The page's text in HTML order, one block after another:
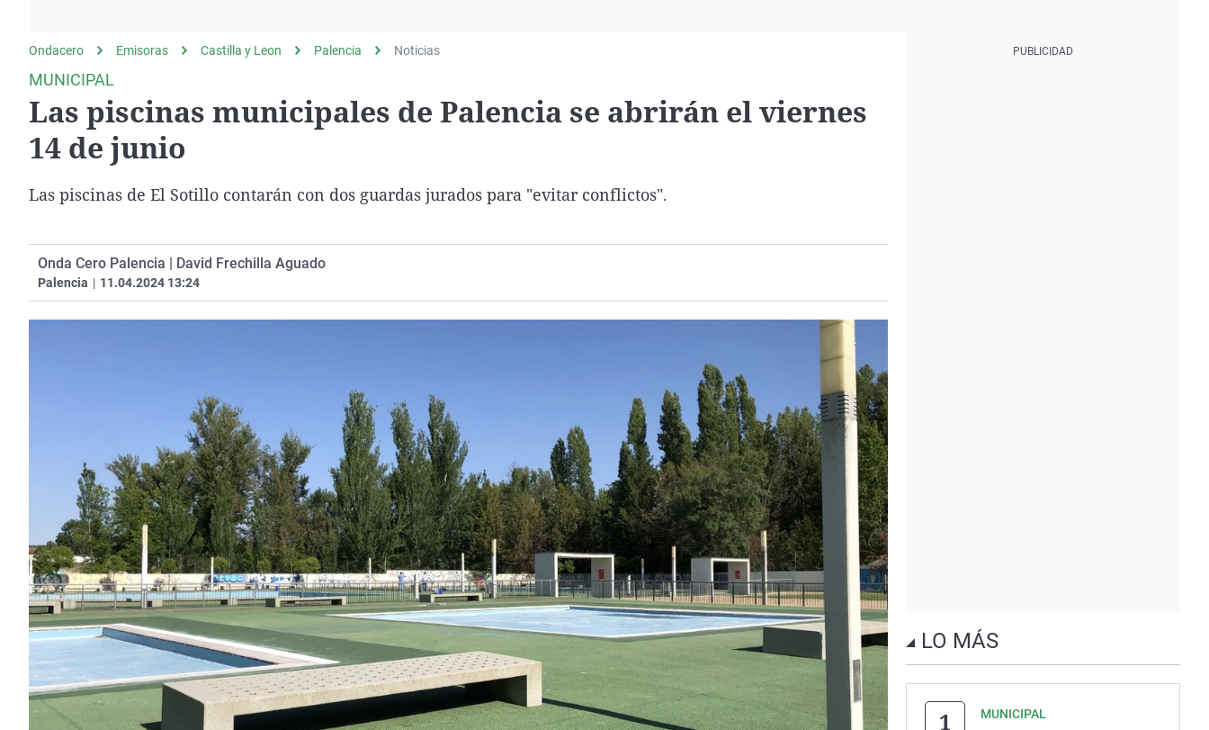
Operación Viuda
Negra
Navarra
País Vasco
Ondacero Emisoras Castilla y Leon Palencia Noticias
MUNICIPAL
Las piscinas municipales de Palencia se abrirán el viernes
14 de junio
Las piscinas de El Sotillo contarán con dos guardas jurados para "evitar conflictos".
Onda Cero Palencia | David Frechilla Aguado
Palencia | 11.04.2024 13:24
LO MÁS
MUNICIPAL